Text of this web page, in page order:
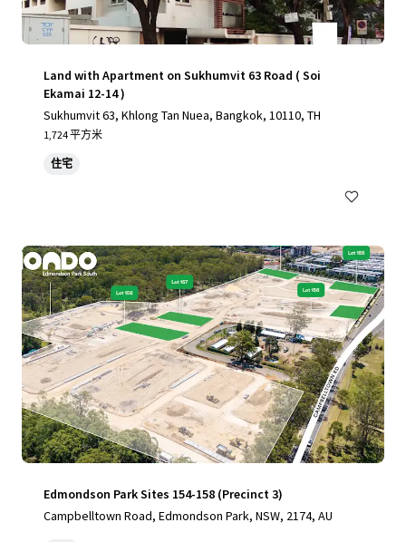
Land with Apartment on Sukhumvit 63 Road ( Soi
Ekamai 12-14 )
Sukhumvit 63, Khlong Tan Nuea, Bangkok, 10110, TH
1,724 平方米
住宅
Edmondson Park Sites 154-158 (Precinct 3)
Campbelltown Road, Edmondson Park, NSW, 2174, AU